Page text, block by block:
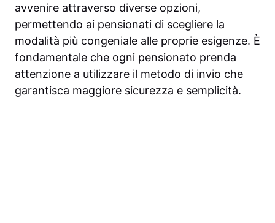
avvenire attraverso diverse opzioni,
permettendo ai pensionati di scegliere la
modalità più congeniale alle proprie esigenze. È
fondamentale che ogni pensionato prenda
attenzione a utilizzare il metodo di invio che
garantisca maggiore sicurezza e semplicità.